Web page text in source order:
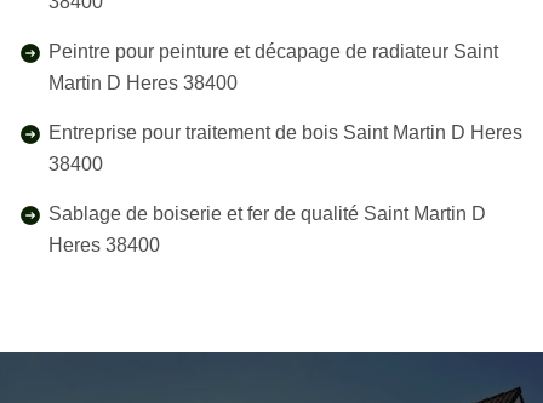
Peintre pour peinture et décapage de radiateur Saint
Martin D Heres 38400
Entreprise pour traitement de bois Saint Martin D Heres
38400
Sablage de boiserie et fer de qualité Saint Martin D
Heres 38400